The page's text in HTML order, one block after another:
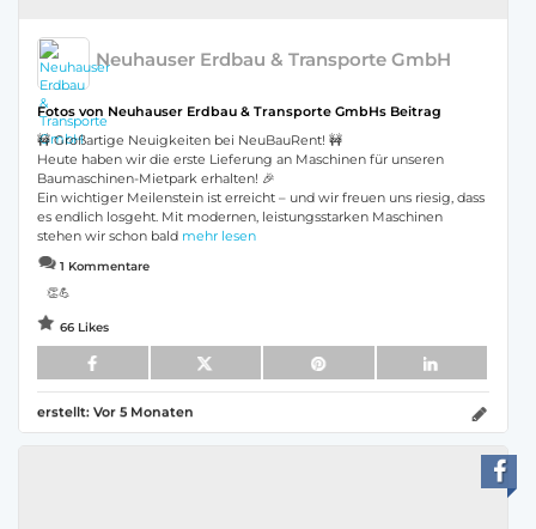
Neuhauser Erdbau & Transporte GmbH
Fotos von Neuhauser Erdbau & Transporte GmbHs Beitrag
🚧 Großartige Neuigkeiten bei NeuBauRent! 🚧
Heute haben wir die erste Lieferung an Maschinen für unseren
Baumaschinen-Mietpark erhalten! 🎉
Ein wichtiger Meilenstein ist erreicht – und wir freuen uns riesig, dass
es endlich losgeht. Mit modernen, leistungsstarken Maschinen
stehen wir schon bald mehr lesen
1 Kommentare
👏💪
66 Likes
erstellt: Vor 5 Monaten